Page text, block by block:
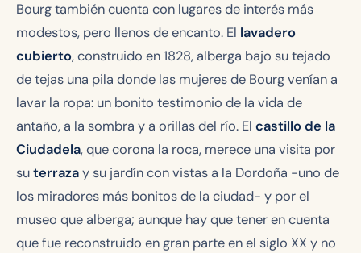
Bourg también cuenta con lugares de interés más
modestos, pero llenos de encanto. El lavadero
cubierto, construido en 1828, alberga bajo su tejado
de tejas una pila donde las mujeres de Bourg venían a
lavar la ropa: un bonito testimonio de la vida de
antaño, a la sombra y a orillas del río. El castillo de la
Ciudadela, que corona la roca, merece una visita por
suterrazay su jardín con vistas a la Dordoña -uno de
los miradores más bonitos de la ciudad- y por el
museo que alberga; aunque hay que tener en cuenta
que fue reconstruido en gran parte en el siglo XX y no